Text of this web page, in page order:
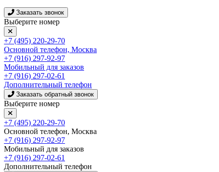
Заказать звонок
Выберите номер
+7 (495) 220-29-70
Основной телефон, Москва
+7 (916) 297-92-97
Мобильный для заказов
+7 (916) 297-02-61
Дополнительный телефон
Заказать обратный звонок
Выберите номер
+7 (495) 220-29-70
Основной телефон, Москва
+7 (916) 297-92-97
Мобильный для заказов
+7 (916) 297-02-61
Дополнительный телефон